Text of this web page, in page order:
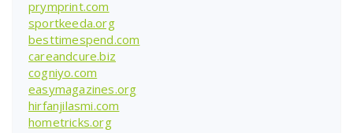
prymprint.com
sportkeeda.org
besttimespend.com
careandcure.biz
cogniyo.com
easymagazines.org
hirfanjilasmi.com
hometricks.org